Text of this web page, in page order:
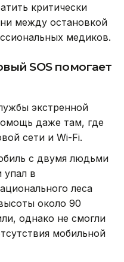
критически
между остановкой
медиков.
SOS помогает
экстренной
даже там, где
сети и Wi-Fi.
с двумя людьми
упал в
леса
около 90
однако не смогли
мобильной